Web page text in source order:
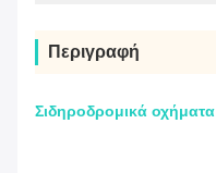
Περιγραφή
Σιδηροδρομικά οχήματα